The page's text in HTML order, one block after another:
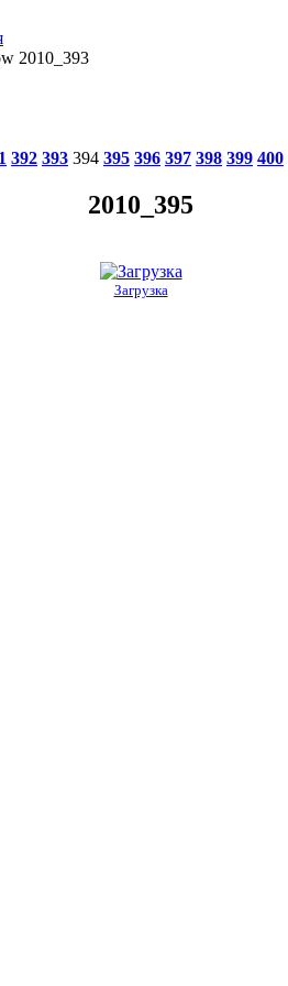
2010_393
392 393 394 395 396 397 398 399 400
2010_395
Загрузка